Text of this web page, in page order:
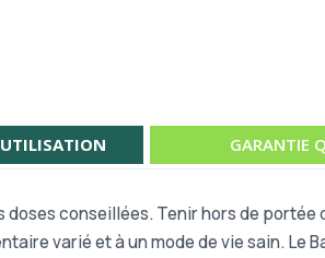
GARANTIE
conseillées. Tenir hors de
varié et à un mode de vie sain. Le